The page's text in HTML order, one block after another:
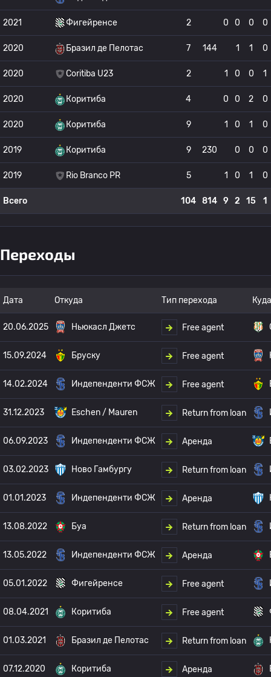
2021 Фигейренсе 2 0 0 0 0
2020 Бразил де Пелотас 7 144 1 1 0
2020 Coritiba U23 2 1 0 0 1
2020 Коритиба 4 0 0 2 0
2020 Коритиба 9 1 0 1 0
2019 Коритиба 9 230 0 0 0
2019 Rio Branco PR 5 1 0 1 0
Всего 104 814 9 2 15 1
Переходы
Дата Откуда Тип перехода Куда
20.06.2025 Ньюкасл Джетс Free agent
15.09.2024 Бруску Free agent
14.02.2024 Индепенденти ФСЖ Free agent
31.12.2023 Eschen / Mauren Return from loan
06.09.2023 Индепенденти ФСЖ Аренда
03.02.2023 Ново Гамбургу Return from loan
01.01.2023 Индепенденти ФСЖ Аренда
13.08.2022 Буа Return from loan
13.05.2022 Индепенденти ФСЖ Аренда
05.01.2022 Фигейренсе Free agent
08.04.2021 Коритиба Free agent
01.03.2021 Бразил де Пелотас Return from loan
07.12.2020 Коритиба Аренда